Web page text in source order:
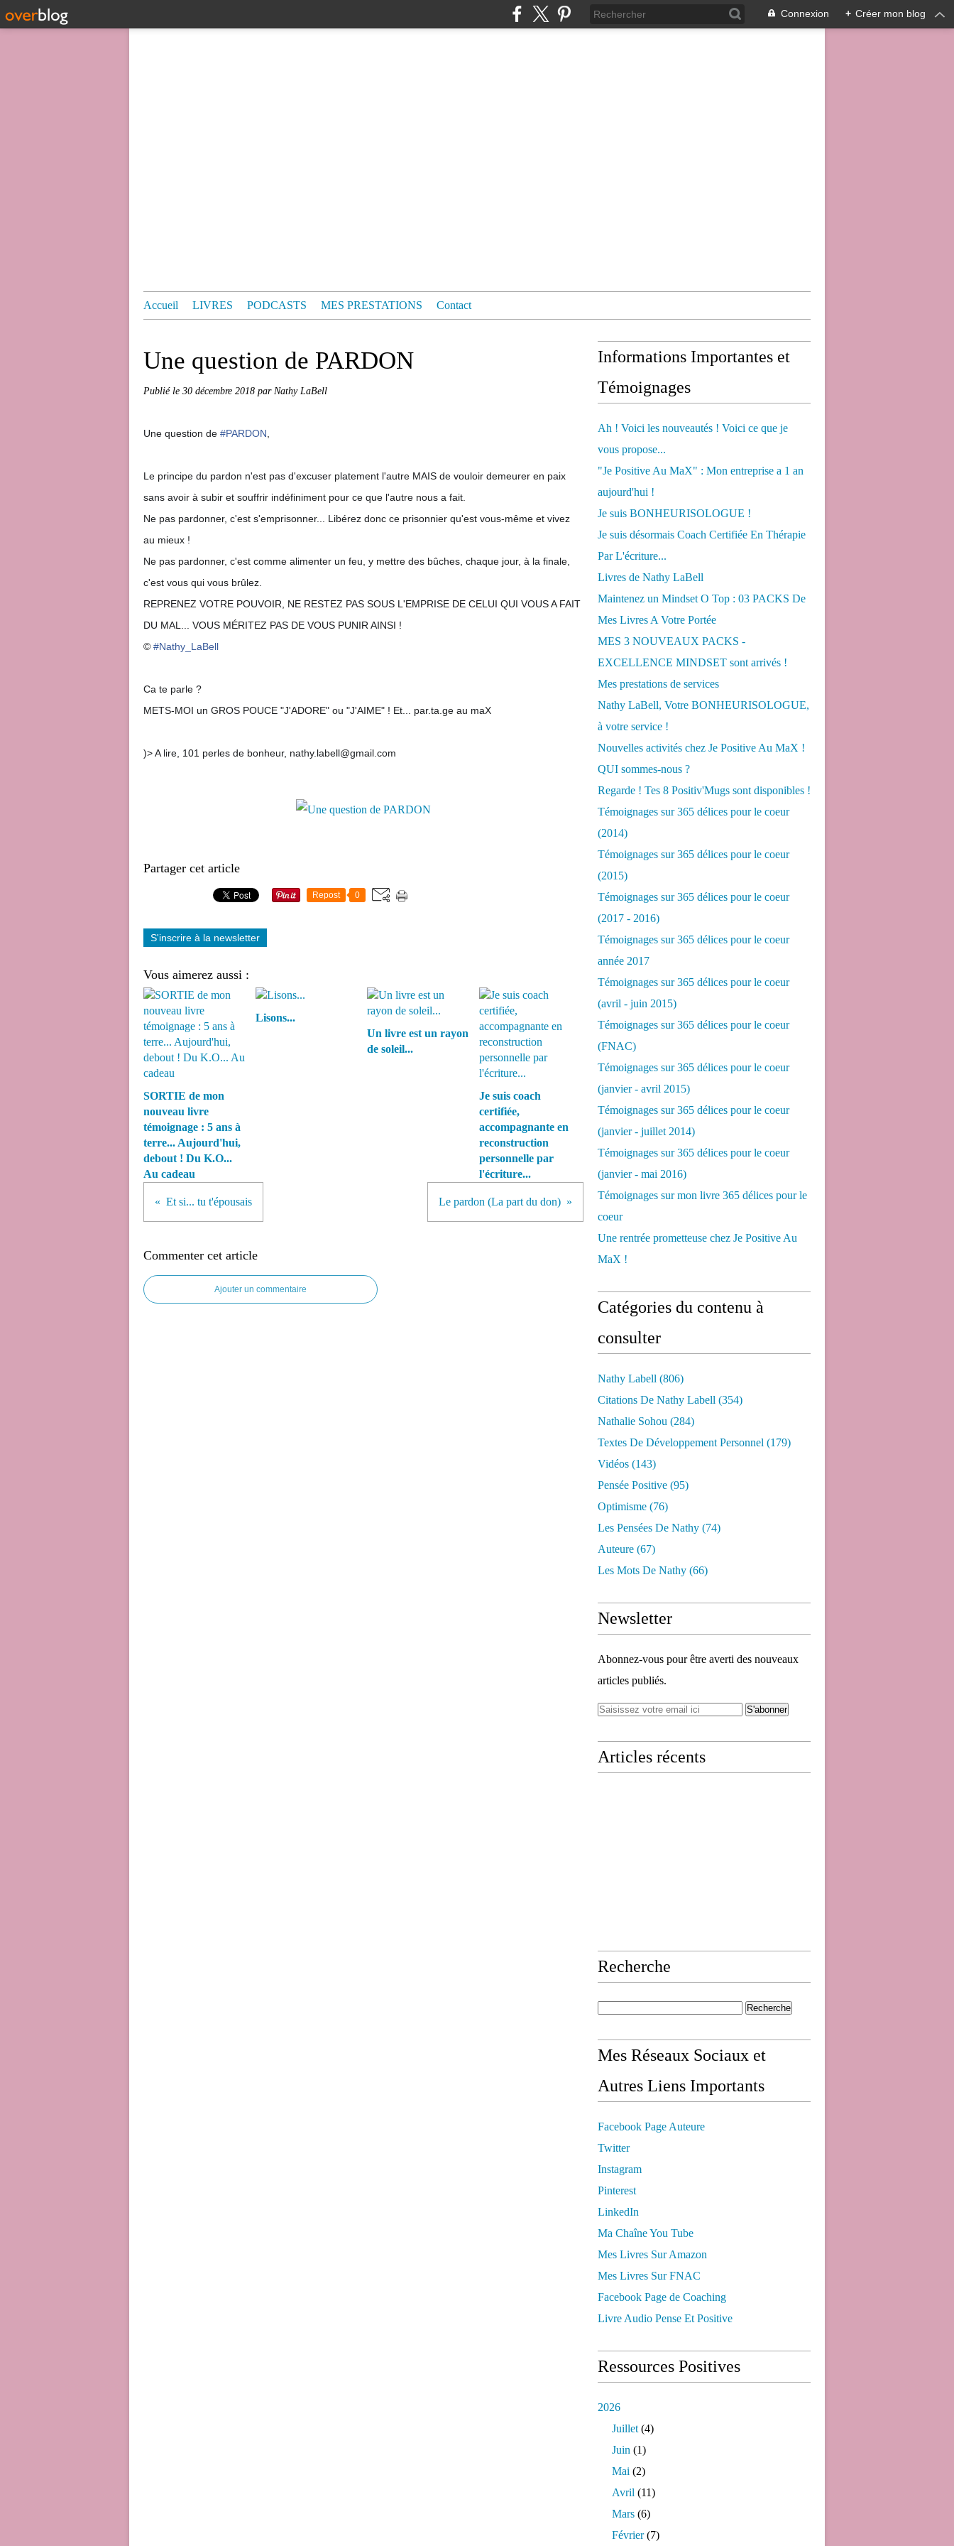
Connexion + Créer mon blog
Accueil LIVRES PODCASTS MES PRESTATIONS Contact
Une question de PARDON
Publié le 30 décembre 2018 par Nathy LaBell
Une question de #PARDON
Le principe du pardon n'est pas d'excuser platement l'autre MAIS de vouloir demeurer en paix
sans avoir à subir et souffrir indéfiniment pour ce que l'autre nous a fait.
Ne pas pardonner, c'est s'emprisonner... Libérez donc ce prisonnier qu'est vous-même et vivez
au mieux !
Ne pas pardonner, c'est comme alimenter un feu, y mettre des bûches, chaque jour, à la finale,
c'est vous qui vous brûlez.
REPRENEZ VOTRE POUVOIR, NE RESTEZ PAS SOUS L'EMPRISE DE CELUI QUI VOUS A FAIT
DU MAL... VOUS MÉRITEZ PAS DE VOUS PUNIR AINSI !
© #Nathy_LaBell
Ca te parle ?
METS-MOI un GROS POUCE "J'ADORE" ou "J'AIME" ! Et... par.ta.ge au maX
)> A lire, 101 perles de bonheur, nathy.labell@gmail.com
Partager cet article
Repost 0
S'inscrire à la newsletter
Vous aimerez aussi :
SORTIE de mon
nouveau livre
témoignage : 5 ans à
terre... Aujourd'hui,
debout ! Du K.O...
Au cadeau
Lisons...
Un livre est un rayon
de soleil...
Je suis coach
certifiée,
accompagnante en
reconstruction
personnelle par
l'écriture...
Et si... tu t'épousais Le pardon (La part du don)
Commenter cet article
Ajouter un commentaire
Informations Importantes et
Témoignages
Ah ! Voici les nouveautés ! Voici ce que je
vous propose...
"Je Positive Au MaX" : Mon entreprise a 1 an
aujourd'hui !
Je suis BONHEURISOLOGUE !
Je suis désormais Coach Certifiée En Thérapie
Par L'écriture...
Livres de Nathy LaBell
Maintenez un Mindset O Top : 03 PACKS De
Mes Livres A Votre Portée
MES 3 NOUVEAUX PACKS -
EXCELLENCE MINDSET sont arrivés !
Mes prestations de services
Nathy LaBell, Votre BONHEURISOLOGUE,
à votre service !
Nouvelles activités chez Je Positive Au MaX !
QUI sommes-nous ?
Regarde ! Tes 8 Positiv'Mugs sont disponibles !
Témoignages sur 365 délices pour le coeur
(2014)
Témoignages sur 365 délices pour le coeur
(2015)
Témoignages sur 365 délices pour le coeur
(2017 - 2016)
Témoignages sur 365 délices pour le coeur
année 2017
Témoignages sur 365 délices pour le coeur
(avril - juin 2015)
Témoignages sur 365 délices pour le coeur
(FNAC)
Témoignages sur 365 délices pour le coeur
(janvier - avril 2015)
Témoignages sur 365 délices pour le coeur
(janvier - juillet 2014)
Témoignages sur 365 délices pour le coeur
(janvier - mai 2016)
Témoignages sur mon livre 365 délices pour le
coeur
Une rentrée prometteuse chez Je Positive Au
MaX !
Catégories du contenu à
consulter
Nathy Labell (806)
Citations De Nathy Labell (354)
Nathalie Sohou (284)
Textes De Développement Personnel (179)
Vidéos (143)
Pensée Positive (95)
Optimisme (76)
Les Pensées De Nathy (74)
Auteure (67)
Les Mots De Nathy (66)
Newsletter
Abonnez-vous pour être averti des nouveaux
articles publiés.
Articles récents
Recherche
Mes Réseaux Sociaux et
Autres Liens Importants
Facebook Page Auteure
Twitter
Instagram
Pinterest
LinkedIn
Ma Chaîne You Tube
Mes Livres Sur Amazon
Mes Livres Sur FNAC
Facebook Page de Coaching
Livre Audio Pense Et Positive
Ressources Positives
2026
Juillet (4)
Juin (1)
Mai (2)
Avril (11)
Mars (6)
Février(7)